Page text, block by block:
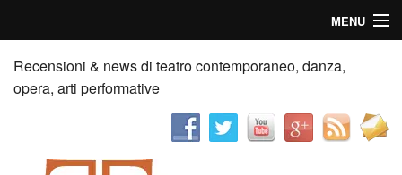
MENU
Home
Recensioni
Recensioni & news di teatro contemporaneo, danza,
opera, arti performative